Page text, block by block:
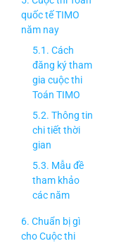
quốc tế TIMO
năm nay
5.1. Cách
đăng ký tham
gia cuộc thi
Toán TIMO
5.2. Thông tin
chi tiết thời
gian
5.3. Mẫu đề
tham khảo
các năm
6. Chuẩn bị gì
cho Cuộc thi